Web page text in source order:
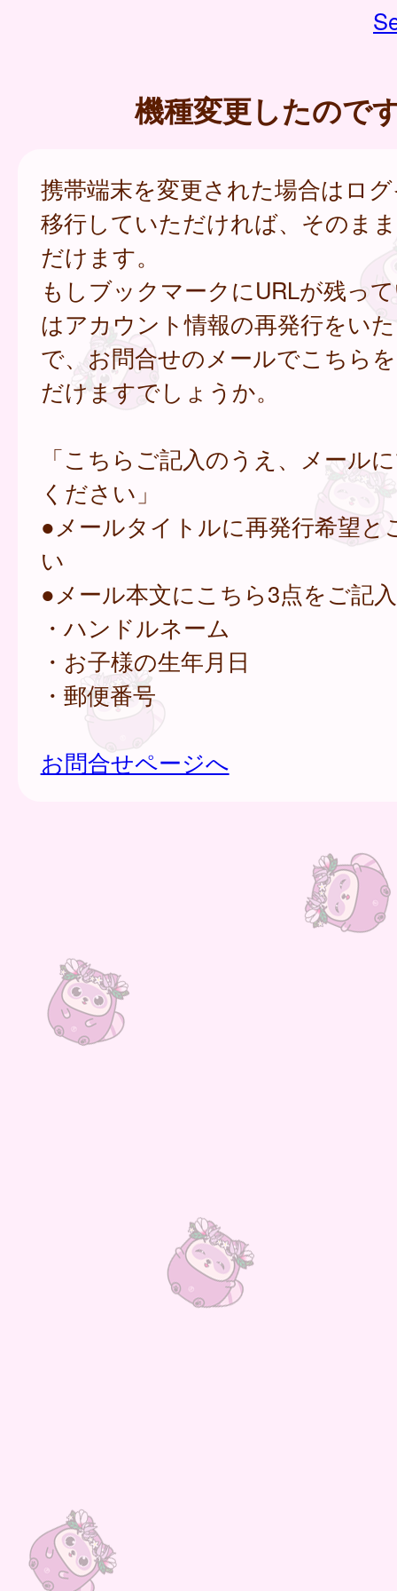
機種変更したので
携帯端末を変更された場合はロ
移行していただければ、そのま
だけます。
もしブックマークにURLが残っ
はアカウント情報の再発行をい
で、お問合せのメールでこちら
だけますでしょうか。
「こちらご記入のうえ、メール
ください」
●メールタイトルに再発行希望と
い
●メール本文にこちら3点をご記
・ハンドルネーム
・お子様の生年月日
・郵便番号
お問合せページへ